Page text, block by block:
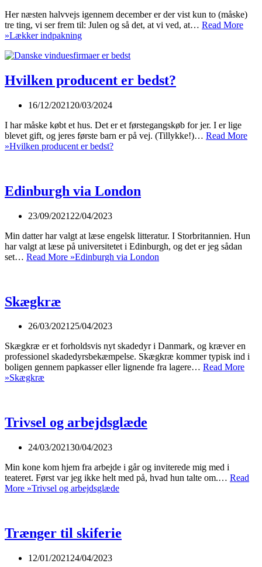
Her næsten halvvejs igennem december er der vist kun to (måske)
tre ting, vi ser frem til: Julen og så det, at vi ved, at… Read More
»Lækker indpakning
Hvilken producent er bedst?
16/12/2021 20/03/2024
I har måske købt et hus. Det er et førstegangskøb for jer. I er lige
blevet gift, og jeres første barn er på vej. (Tillykke!)… Read More
»Hvilken producent er bedst?
Edinburgh via London
23/09/2021 22/04/2023
Min datter har valgt at læse engelsk litteratur. I Storbritannien. Hun
har valgt at læse på universitetet i Edinburgh, og det er jeg sådan
set… Read More »Edinburgh via London
Skægkræ
26/03/202125/04/2023
Skægkræ er et forholdsvis nyt skadedyr i Danmark, og kræver en
professionel skadedyrsbekæmpelse. Skægkræ kommer typisk ind i
boligen gennem papkasser eller lignende fra lagere… Read More
»Skægkræ
Trivsel og arbejdsglæde
24/03/202130/04/2023
Min kone kom hjem fra arbejde i går og inviterede mig med i
teateret. Først var jeg ikke helt med på, hvad hun talte om.… Read
More »Trivsel og arbejdsglæde
Trænger til skiferie
12/01/2021 24/04/2023